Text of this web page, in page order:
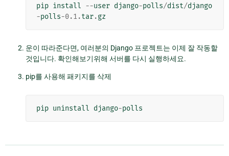
pip install --user django-polls/dist/django
-polls-0.1.tar.gz
운이 따라준다면, 여러분의 Django 프로젝트는 이제 잘 작동할
것입니다. 확인해보기위해 서버를 다시 실행하세요.
pip를 사용해 패키지를 삭제
pip uninstall django-polls